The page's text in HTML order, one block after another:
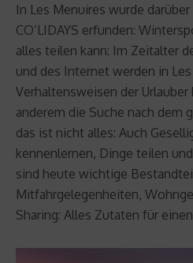
In Les Menuires wurde
CO’LIDAYS erfunden:
alles teilen kann: Im Zeitalter
und des Internet werden in
Verhaltensweisen der
anderem die Suche nach dem
das ist nicht alles: Auch
kennenlernen, Dinge teilen
sind heute wichtige
Mitfahrgelegenheiten,
Sharing: Alles Zutaten für